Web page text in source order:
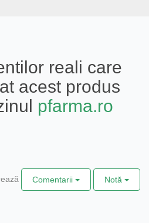
reali care
acest produs
pfarma.ro
Comentarii Notă